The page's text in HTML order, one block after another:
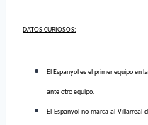
DATOS CURIOSOS:
El Espanyol es el primer equipo en
ante otro equipo.
El Espanyol no marca al Villarreal